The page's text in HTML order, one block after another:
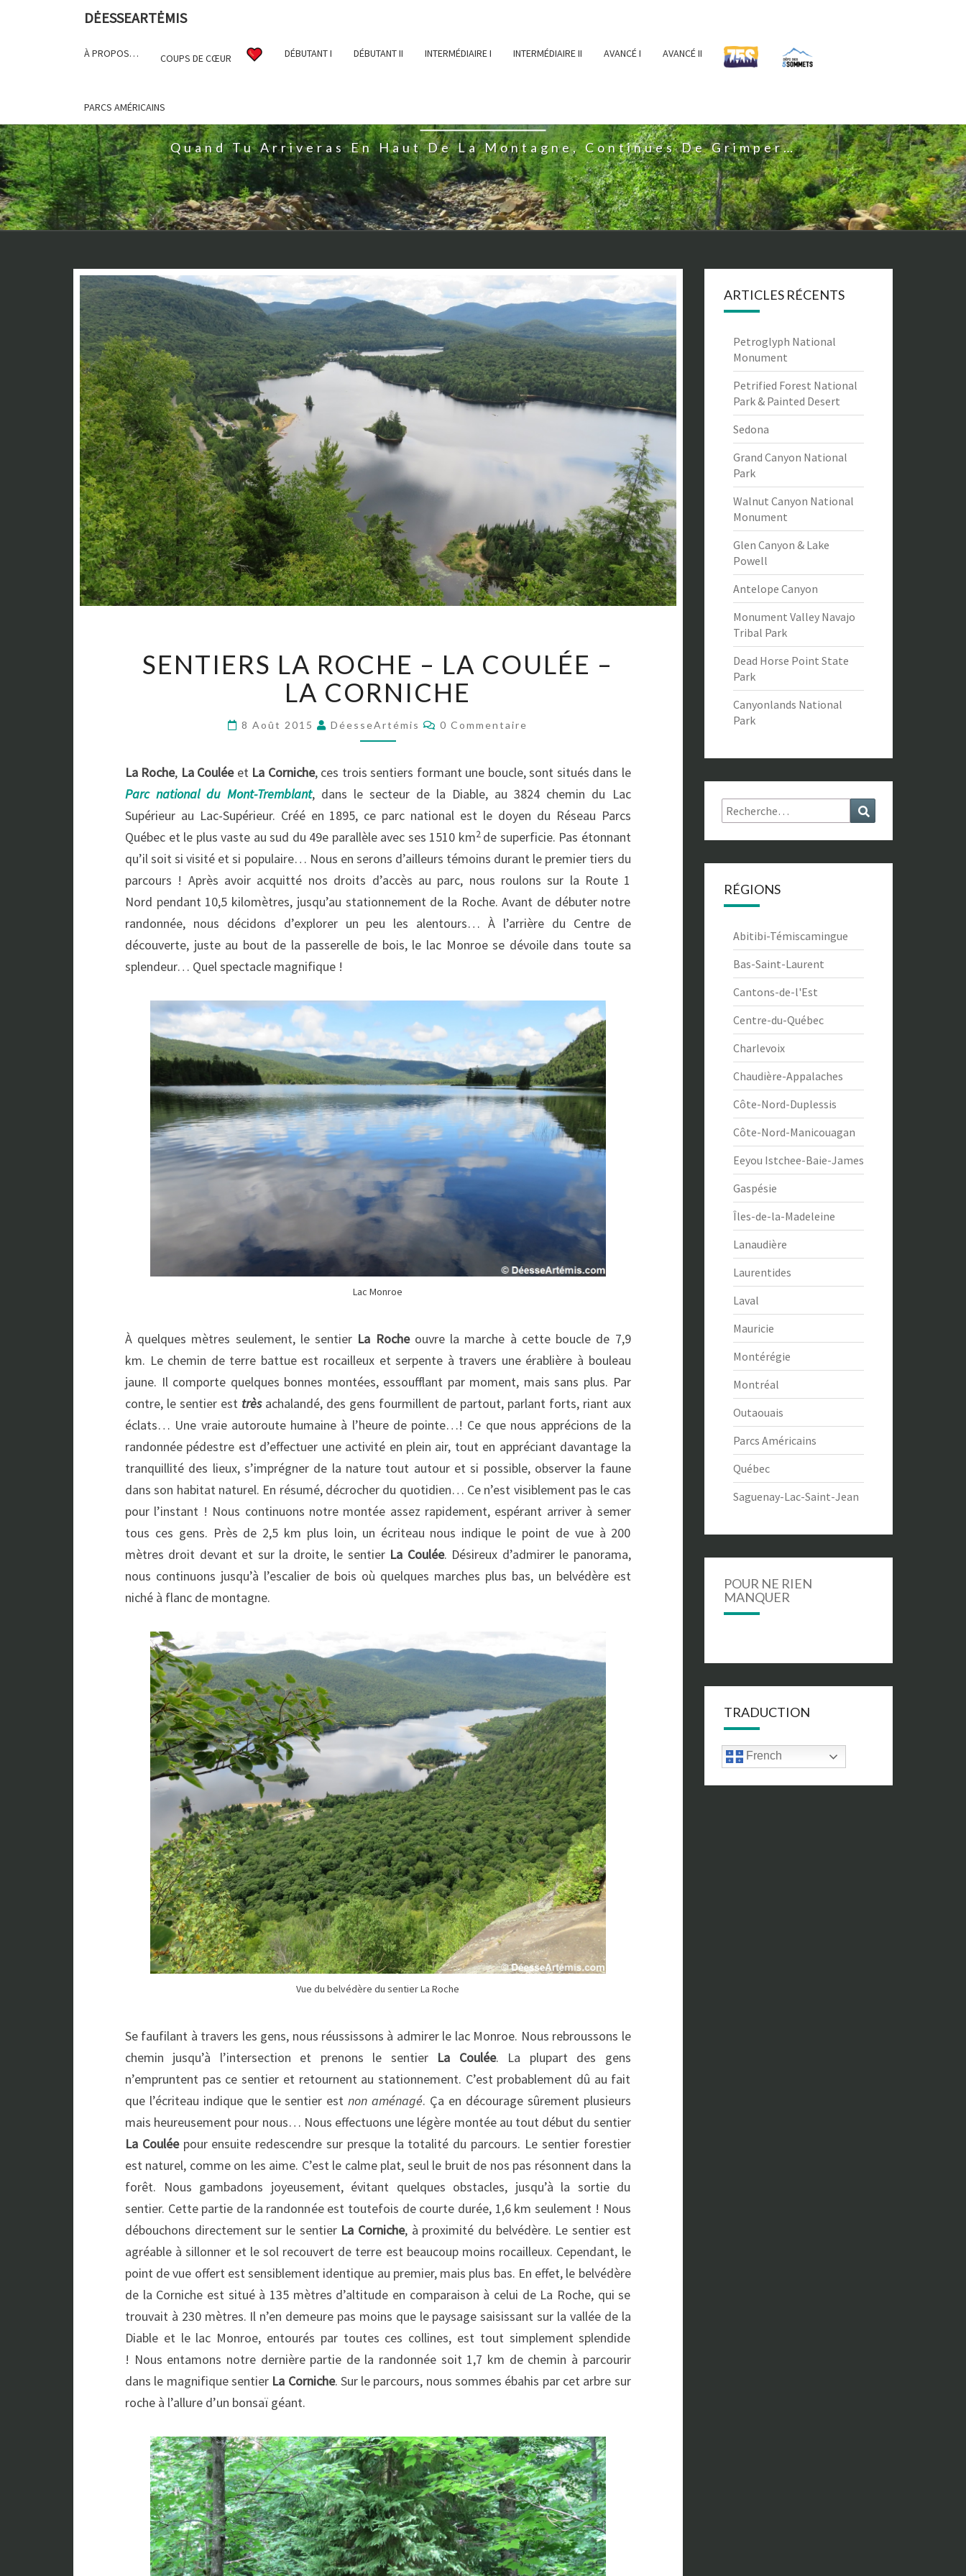
DĖESSEARTĖMIS
À PROPOS… COUPS DE CŒUR DÉBUTANT I DÉBUTANT II INTERMÉDIAIRE I INTERMÉDIAIRE II AVANCÉ I AVANCÉ II
PARCS AMÉRICAINS
Quand Tu Arriveras En Haut De La Montagne, Continues De Grimper…
E
N
T
S
L
R
O
C
H
E
L
A
U
É
E
–
L
A
C
O
R
N
I
C
E
SENTIERS LA ROCHE – LA COULÉE –
LA CORNICHE
8 Août 2015 DéesseArtémis
C
O
N
T
A
R
S
0 Commentaire
La Roche, La Couléeet La Corniche, ces trois sentiers formant une boucle, sont situés dans le
Parc national du Mont-Tremblant, dans le secteur de la Diable, au 3824 chemin du Lac
Supérieur au Lac-Supérieur. Créé en 1895, ce parc national est le doyen du Réseau Parcs
Québec et le plus vaste au sud du 49e parallèle avec ses 1510 km2 de superficie. Pas étonnant
qu’il soit si visité et si populaire… Nous en serons d’ailleurs témoins durant le premier tiers du
parcours ! Après avoir acquitté nos droits d’accès au parc, nous roulons sur la Route 1
Nord pendant 10,5 kilomètres, jusqu’au stationnement de la Roche. Avant de débuter notre
randonnée, nous décidons d’explorer un peu les alentours… À l’arrière du Centre de
découverte, juste au bout de la passerelle de bois, le lac Monroe se dévoile dans toute sa
splendeur… Quel spectacle magnifique !
Lac Monroe
À quelques mètres seulement, le sentier La Roche ouvre la marche à cette boucle de 7,9
km. Le chemin de terre battue est rocailleux et serpente à travers une érablière à bouleau
jaune. Il comporte quelques bonnes montées, essoufflant par moment, mais sans plus. Par
contre, le sentier est trèsachalandé, des gens fourmillent de partout, parlant forts, riant aux
éclats… Une vraie autoroute humaine à l’heure de pointe…! Ce que nous apprécions de la
randonnée pédestre est d’effectuer une activité en plein air, tout en appréciant davantage la
tranquillité des lieux, s’imprégner de la nature tout autour et si possible, observer la faune
dans son habitat naturel. En résumé, décrocher du quotidien… Ce n’est visiblement pas le cas
pour l’instant ! Nous continuons notre montée assez rapidement, espérant arriver à semer
tous ces gens. Près de 2,5 km plus loin, un écriteau nous indique le point de vue à 200
mètres droit devant et sur la droite, le sentier La Coulée. Désireux d’admirer le panorama,
nous continuons jusqu’à l’escalier de bois où quelques marches plus bas, un belvédère est
niché à flanc de montagne.
Vue du belvédère du sentier La Roche
Se faufilant à travers les gens, nous réussissons à admirer le lac Monroe. Nous rebroussons le
chemin jusqu’à l’intersection et prenons le sentier La Coulée. La plupart des gens
n’empruntent pas ce sentier et retournent au stationnement. C’est probablement dû au fait
que l’écriteau indique que le sentier estnon aménagé. Ça en décourage sûrement plusieurs
mais heureusement pour nous… Nous effectuons une légère montée au tout début du sentier
La Coulée pour ensuite redescendre sur presque la totalité du parcours. Le sentier forestier
est naturel, comme on les aime. C’est le calme plat, seul le bruit de nos pas résonnent dans la
forêt. Nous gambadons joyeusement, évitant quelques obstacles, jusqu’à la sortie du
sentier. Cette partie de la randonnée est toutefois de courte durée, 1,6 km seulement ! Nous
débouchons directement sur le sentier La Corniche, à proximité du belvédère. Le sentier est
agréable à sillonner et le sol recouvert de terre est beaucoup moins rocailleux. Cependant, le
point de vue offert est sensiblement identique au premier, mais plus bas. En effet, le belvédère
de la Corniche est situé à 135 mètres d’altitude en comparaison à celui de La Roche, qui se
trouvait à 230 mètres. Il n’en demeure pas moins que le paysage saisissant sur la vallée de la
Diable et le lac Monroe, entourés par toutes ces collines, est tout simplement splendide
! Nous entamons notre dernière partie de la randonnée soit 1,7 km de chemin à parcourir
dans le magnifique sentier La Corniche. Sur le parcours, nous sommes ébahis par cet arbre sur
roche à l’allure d’un bonsaï géant.
ARTICLES RÉCENTS
Petroglyph National
Monument
Petrified Forest National
Park & Painted Desert
Sedona
Grand Canyon National
Park
Walnut Canyon National
Monument
Glen Canyon & Lake
Powell
Antelope Canyon
Monument Valley Navajo
Tribal Park
Dead Horse Point State
Park
Canyonlands National
Park
Rechercher :
RÉGIONS
Abitibi-Témiscamingue
Bas-Saint-Laurent
Cantons-de-l'Est
Centre-du-Québec
Charlevoix
Chaudière-Appalaches
Côte-Nord-Duplessis
Côte-Nord-Manicouagan
Eeyou Istchee-Baie-James
Gaspésie
Îles-de-la-Madeleine
Lanaudière
Laurentides
Laval
Mauricie
Montérégie
Montréal
Outaouais
Parcs Américains
Québec
Saguenay-Lac-Saint-Jean
POUR NE RIEN
MANQUER
TRADUCTION
French